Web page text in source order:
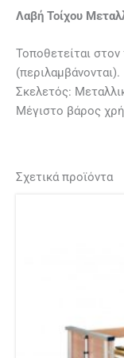
Λαβή Τοίχου
Τοποθετείται
(περιλαμβάνονται).
Σκελετός:
Μέγιστο βάρος
Σχετικά προϊόντα